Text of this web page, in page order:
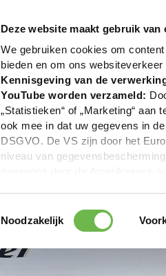
Deze website maakt gebruik van
We gebruiken cookies om
bieden en om ons
Kennisgeving van de
YouTube worden verzameld:
„Statistieken“ of „Marketing“
ook mee in dat uw gegevens in
DSGVO. De VS zijn door het
niveau van
overdracht niet plaatsvinden.
We geven u hier graag meer
Toestemmingsselectie
Noodzakelijk